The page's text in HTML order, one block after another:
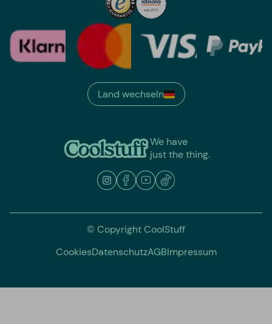
We have
just the thing.
Land wechseln
© Copyright CoolStuff
CookiesDatenschutzAGBImpressum